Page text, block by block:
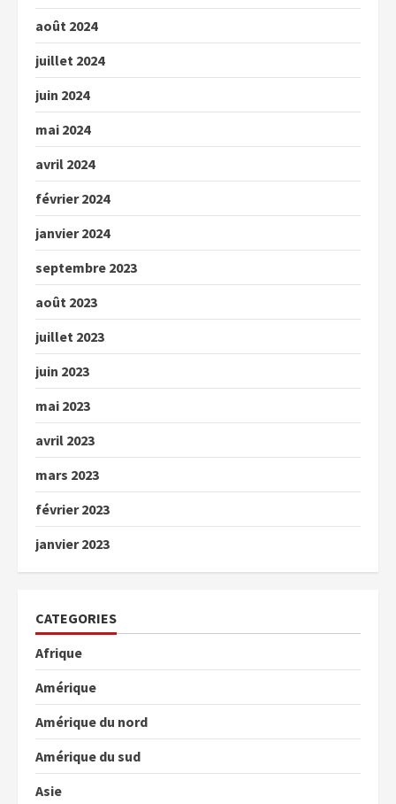
août 2024
juillet 2024
juin 2024
mai 2024
avril 2024
février 2024
janvier 2024
septembre 2023
août 2023
juillet 2023
juin 2023
mai 2023
avril 2023
mars 2023
février 2023
janvier 2023
CATEGORIES
Afrique
Amérique
Amérique du nord
Amérique du sud
Asie